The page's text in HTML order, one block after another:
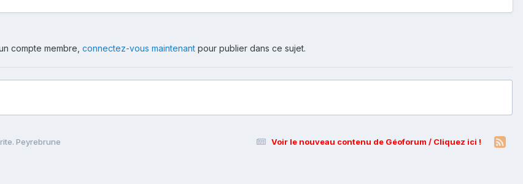
compte membre, connectez-vous maintenant pour publier dans ce sujet.
Voir le nouveau contenu de Géoforum / Cliquez ici !
Peyrebrune